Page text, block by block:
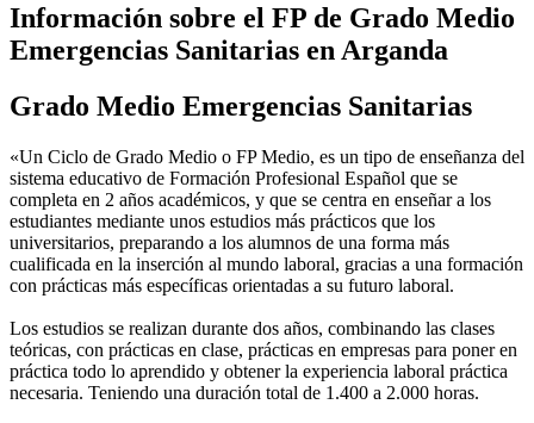
Información sobre el FP de Grado Medio
Emergencias Sanitarias en Arganda
Grado Medio Emergencias Sanitarias
«Un Ciclo de Grado Medio o FP Medio, es un tipo de enseñanza del
sistema educativo de Formación Profesional Español que se
completa en 2 años académicos, y que se centra en enseñar a los
estudiantes mediante unos estudios más prácticos que los
universitarios, preparando a los alumnos de una forma más
cualificada en la inserción al mundo laboral, gracias a una formación
con prácticas más específicas orientadas a su futuro laboral.
Los estudios se realizan durante dos años, combinando las clases
teóricas, con prácticas en clase, prácticas en empresas para poner en
práctica todo lo aprendido y obtener la experiencia laboral práctica
necesaria. Teniendo una duración total de 1.400 a 2.000 horas.